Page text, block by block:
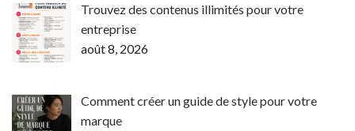
Trouvez des contenus illimités pour votre
entreprise
août 8, 2026
Comment créer un guide de style pour votre
marque